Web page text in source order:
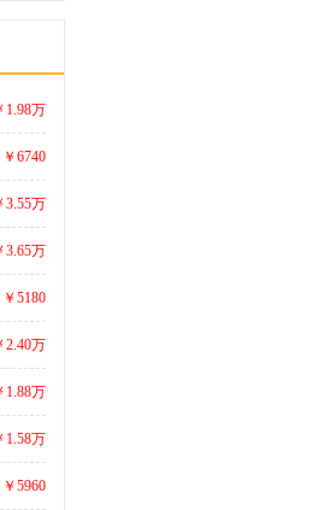
1.98万
￥6740
3.55万
3.65万
￥5180
2.40万
1.88万
1.58万
￥5960